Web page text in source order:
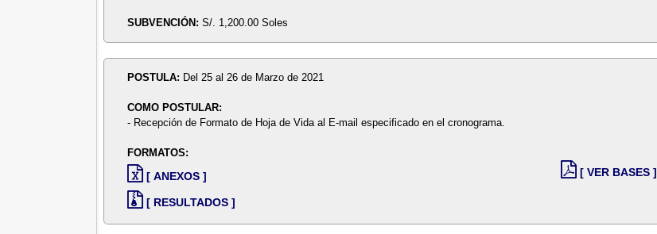
SUBVENCIÓN:S/. 1,200.00 Soles
POSTULA: Del 25 al 26 de Marzo de 2021
COMO POSTULAR:
- Recepción de Formato de Hoja de Vida al E-mail especificado en el cronograma.
FORMATOS:
[ ANEXOS ]
[ RESULTADOS ]
[ VER BASES ]